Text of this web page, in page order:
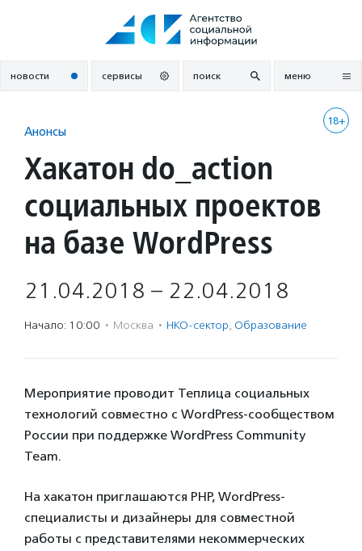
новости сервисы поиск меню
18+
Анонсы
Хакатон do_action
социальных проектов
на базе WordPress
21.04.2018 – 22.04.2018
Начало: 10:00 · Москва · НКО-сектор, Образование
Мероприятие проводит Теплица социальных
технологий совместно с WordPress-сообществом
России при поддержке WordPress Community
Team.
На хакатон приглашаются PHP, WordPress-
специалисты и дизайнеры для совместной
работы с представителями некоммерческих